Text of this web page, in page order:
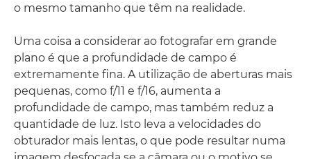
o mesmo tamanho que têm na realidade.
Uma coisa a considerar ao fotografar em grande
plano é que a profundidade de campo é
extremamente fina. A utilização de aberturas mais
pequenas, como f/11 e f/16, aumenta a
profundidade de campo, mas também reduz a
quantidade de luz. Isto leva a velocidades do
obturador mais lentas, o que pode resultar numa